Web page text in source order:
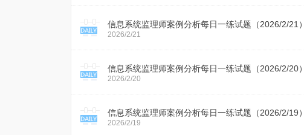
信息系统监理师案例分析每日一练试题（2026/2/21）
2026/2/21
信息系统监理师案例分析每日一练试题（2026/2/20）
2026/2/20
信息系统监理师案例分析每日一练试题（2026/2/19）
2026/2/19